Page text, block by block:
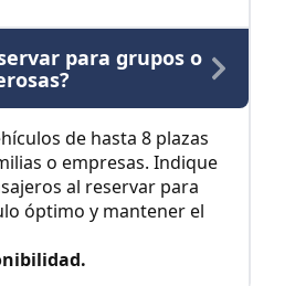
para grupos o
de hasta 8 plazas
o empresas. Indique
al reservar para
óptimo y mantener el